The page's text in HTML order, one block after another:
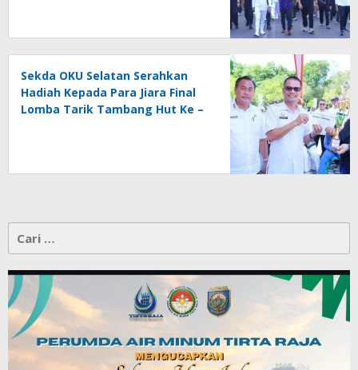
Sekda OKU Selatan Serahkan
Hadiah Kepada Para Jiara Final
Lomba Tarik Tambang Hut Ke –
untuk: